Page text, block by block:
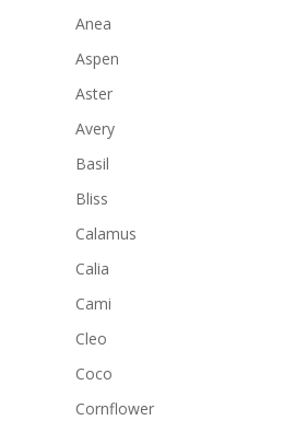
Anea
Aspen
Aster
Avery
Basil
Bliss
Calamus
Calia
Cami
Cleo
Coco
Cornflower